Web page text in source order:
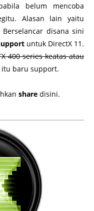
belum mencoba
Alasan lain yaitu
disana sini
untuk DirectX 11.
400 series keatas atau
itu baru support.
share disini.